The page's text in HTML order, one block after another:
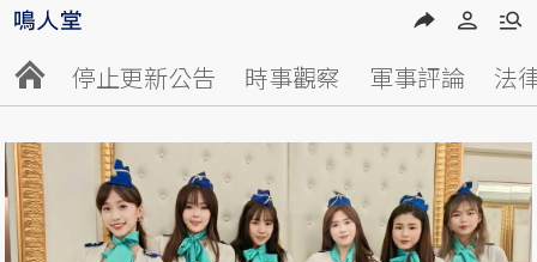
停止更新公告 時事觀察 軍事評論 法